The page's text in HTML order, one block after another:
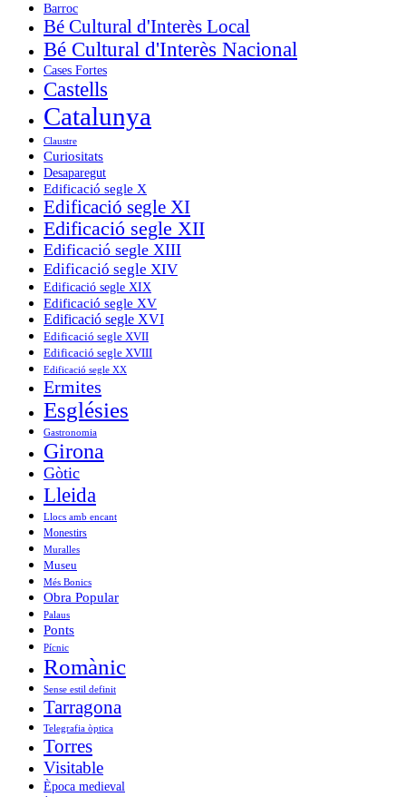
Barroc
Bé Cultural d'Interès Local
Bé Cultural d'Interès Nacional
Cases Fortes
Castells
Catalunya
Claustre
Curiositats
Desaparegut
Edificació segle X
Edificació segle XI
Edificació segle XII
Edificació segle XIII
Edificació segle XIV
Edificació segle XIX
Edificació segle XV
Edificació segle XVI
Edificació segle XVII
Edificació segle XVIII
Edificació segle XX
Ermites
Esglésies
Gastronomia
Girona
Gòtic
Lleida
Llocs amb encant
Monestirs
Muralles
Museu
Més Bonics
Obra Popular
Palaus
Ponts
Pícnic
Romànic
Sense estil definit
Tarragona
Telegrafia òptica
Torres
Visitable
Època medieval